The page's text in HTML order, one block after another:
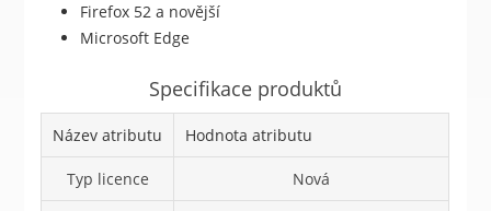
Firefox 52 a novější
Microsoft Edge
Specifikace produktů
Název atributu Hodnota atributu
Typ licence Nová